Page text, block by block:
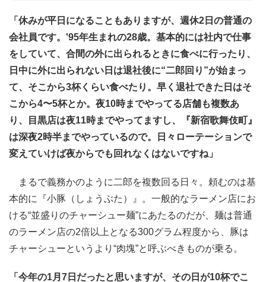
「休みが平日になることもありますが、週休2日の普通の
会社員です。'95年生まれの28歳。基本的には社内で仕事
をしていて、合間の外に出られるときに食べに行ったり、
日中に外に出られない日は退社後に“二郎回り”が始まっ
て、そこから3杯くらい食べたり。早く退社できた日はそ
こから4〜5杯とか。夜10時までやってる店舗も複数あ
り、目黒店は夜11時までやってますし、『新宿歌舞伎町』
は深夜2時半までやっているので。日々ローテーションで
変えていけば夜からでも回れなくはないですね」
まるで義務かのように二郎を複数回る日々。頼むのは基
本的に『小豚（しょうぶた）』。一般的なラーメン店にお
ける“並盛りのチャーシュー麺”にあたるのだが、麺は普通
のラーメン店の2倍以上となる300グラム程度から、豚は
チャーシューというより“肉塊”と呼ぶべきものが乗る。
「今年の1月7日だったと思いますが、その日が10杯でこ